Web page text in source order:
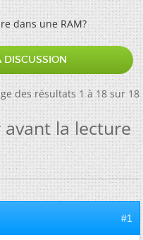
dans une RAM?
DISCUSSION
des résultats 1 à 18 sur 18
la lecture
#1